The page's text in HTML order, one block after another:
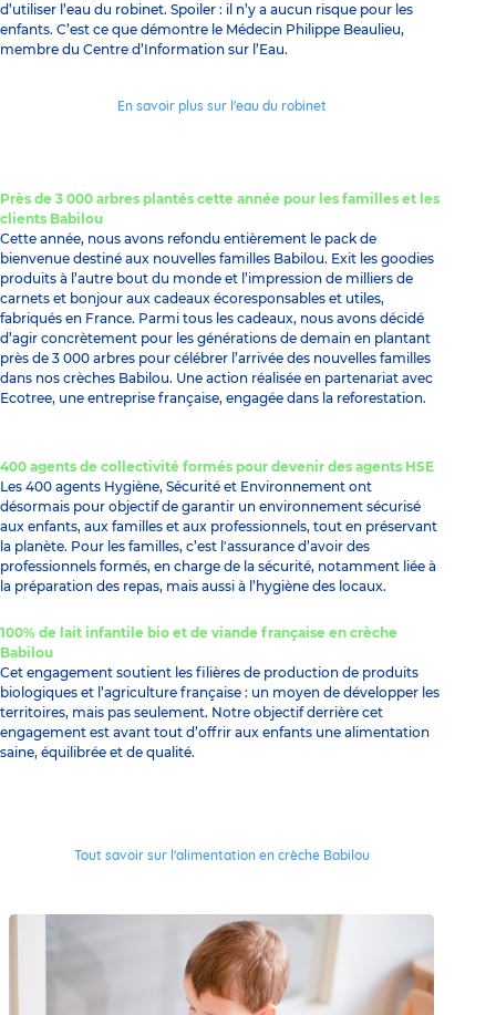
d’utiliser l’eau du robinet. Spoiler : il n’y a aucun risque pour les
enfants. C’est ce que démontre le Médecin Philippe Beaulieu,
membre du Centre d’Information sur l’Eau.
En savoir plus sur l'eau du robinet
Près de 3 000 arbres plantés cette année pour les familles et les
clients Babilou
Cette année, nous avons refondu entièrement le pack de
bienvenue destiné aux nouvelles familles Babilou. Exit les goodies
produits à l’autre bout du monde et l’impression de milliers de
carnets et bonjour aux cadeaux écoresponsables et utiles,
fabriqués en France. Parmi tous les cadeaux, nous avons décidé
d’agir concrètement pour les générations de demain en plantant
près de 3 000 arbres pour célébrer l’arrivée des nouvelles familles
dans nos crèches Babilou. Une action réalisée en partenariat avec
Ecotree, une entreprise française, engagée dans la reforestation.
400 agents de collectivité formés pour devenir des agents HSE
Les 400 agents Hygiène, Sécurité et Environnement ont
désormais pour objectif de garantir un environnement sécurisé
aux enfants, aux familles et aux professionnels, tout en préservant
la planète. Pour les familles, c’est l'assurance d’avoir des
professionnels formés, en charge de la sécurité, notamment liée à
la préparation des repas, mais aussi à l’hygiène des locaux.
100% de lait infantile bio et de viande française en crèche
Babilou
Cet engagement soutient les filières de production de produits
biologiques et l’agriculture française : un moyen de développer les
territoires, mais pas seulement. Notre objectif derrière cet
engagement est avant tout d’offrir aux enfants une alimentation
saine, équilibrée et de qualité.
Tout savoir sur l'alimentation en crèche Babilou